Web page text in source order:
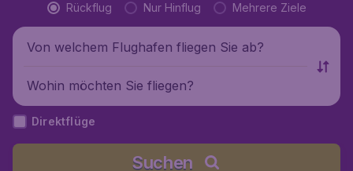
Rückflug Nur Hinflug Mehrere Ziele
Von welchem Flughafen fliegen Sie ab?
Wohin möchten Sie fliegen?
Direktflüge
Suchen